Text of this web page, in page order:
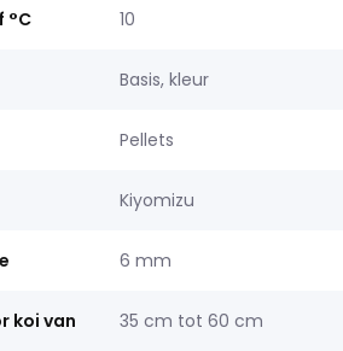
°C 10
Basis, kleur
Pellets
Kiyomizu
6 mm
koi van 35 cm tot 60 cm